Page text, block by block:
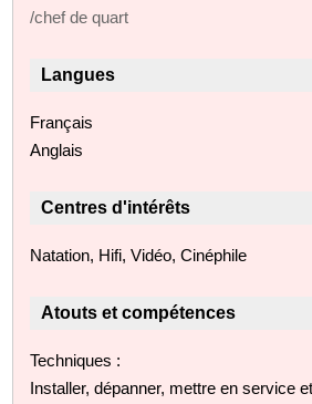
/chef de quart
Langues
Français
Anglais
Centres d'intérêts
Natation, Hifi, Vidéo, Cinéphile
Atouts et compétences
Techniques :
Installer, dépanner, mettre en service